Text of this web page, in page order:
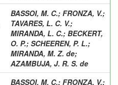
BASSOI, M. C.; FRONZA, V.;
TAVARES, L. C. V.;
MIRANDA, L. C.; BECKERT,
O. P.; SCHEEREN, P. L.;
MIRANDA, M. Z. de;
AZAMBUJA, J. R. S. de
BASSOI, M. C.; FRONZA, V.;